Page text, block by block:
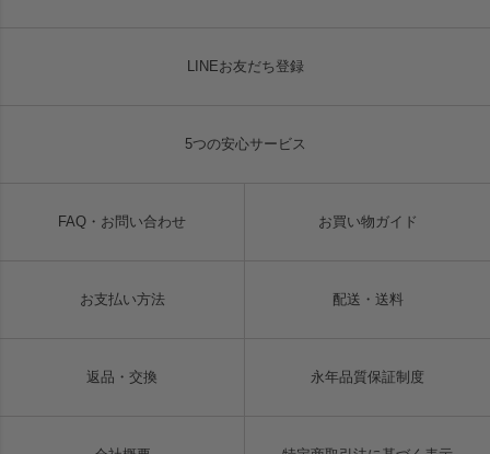
LINEお友だち登録
5つの安心サービス
FAQ・お問い合わせ お買い物ガイド
お支払い方法 配送・送料
返品・交換 永年品質保証制度